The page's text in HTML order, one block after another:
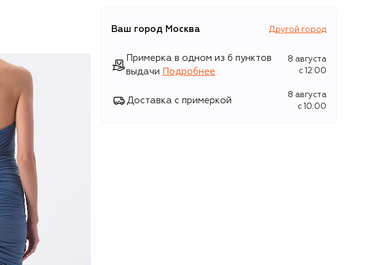
Ваш город Москва Другой город
Примерка в одном из 6 пунктов
выдачи
Подробнее
8 августа
c 12:00
Доставка с примеркой
8 августа
c 10:00